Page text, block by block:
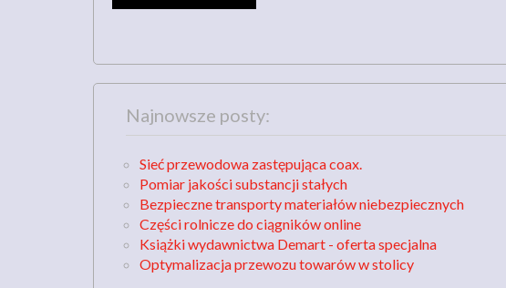
Najnowsze posty:
Sieć przewodowa zastępująca coax.
Pomiar jakości substancji stałych
Bezpieczne transporty materiałów niebezpiecznych
Części rolnicze do ciągników online
Książki wydawnictwa Demart - oferta specjalna
Optymalizacja przewozu towarów w stolicy